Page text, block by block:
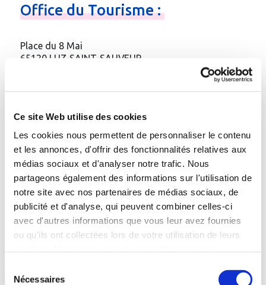
Ce site Web utilise des cookies
Les cookies nous permettent de personnaliser le contenu
et les annonces, d'offrir des fonctionnalités relatives aux
médias sociaux et d'analyser notre trafic. Nous
partageons également des informations sur l'utilisation de
notre site avec nos partenaires de médias sociaux, de
publicité et d'analyse, qui peuvent combiner celles-ci
avec d'autres informations que vous leur avez fournies
ou qu'ils ont collectées lors de votre utilisation de leurs
Nécessaires
OfficeduTourisme:
Place du 8 Mai
65120 LUZ-SAINT-SAUVEUR
Téléphone:05.62.92.30.30
Email :Contacter par e-mail
Gare à proximité :
gare TGV à Lourdes (30 km), navette SNCF
Etablissement thermal de la
station